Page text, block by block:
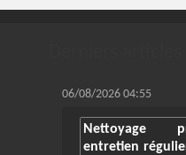
06/08/2026 04:55
Nettoyage
entretien